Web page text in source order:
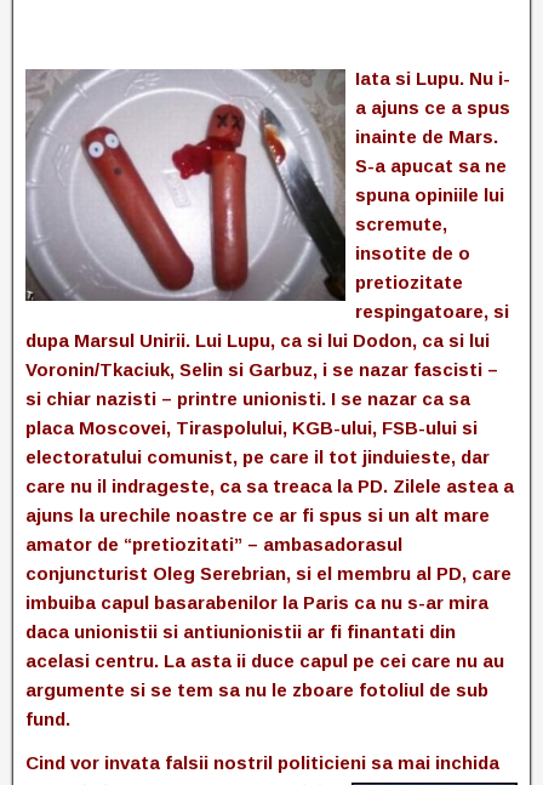
Iata si Lupu. Nu i-
a ajuns ce a spus
inainte de Mars.
S-a apucat sa ne
spuna opiniile lui
scremute,
insotite de o
pretiozitate
respingatoare, si
dupa Marsul Unirii. Lui Lupu, ca si lui Dodon, ca si lui
Voronin/Tkaciuk, Selin si Garbuz, i se nazar fascisti –
si chiar nazisti – printre unionisti. I se nazar ca sa
placa Moscovei, Tiraspolului, KGB-ului, FSB-ului si
electoratului comunist, pe care il tot jinduieste, dar
care nu il indrageste, ca sa treaca la PD. Zilele astea a
ajuns la urechile noastre ce ar fi spus si un alt mare
amator de “pretiozitati” – ambasadorasul
conjuncturist Oleg Serebrian, si el membru al PD, care
imbuiba capul basarabenilor la Paris ca nu s-ar mira
daca unionistii si antiunionistii ar fi finantati din
acelasi centru. La asta ii duce capul pe cei care nu au
argumente si se tem sa nu le zboare fotoliul de sub
fund.
Cind vor invata falsii nostril politicieni sa mai inchida